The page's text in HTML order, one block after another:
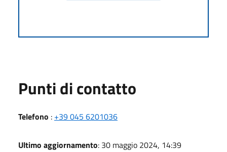
Punti di contatto
Telefono : +39 045 6201036
Ultimo aggiornamento: 30 maggio 2024, 14:39